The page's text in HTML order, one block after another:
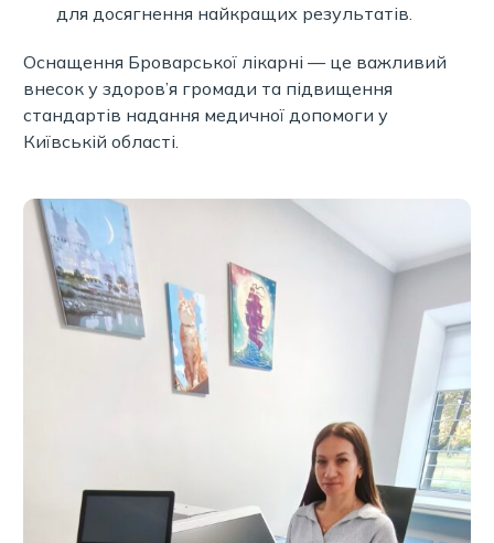
для досягнення найкращих результатів.
Оснащення Броварської лікарні — це важливий
внесок у здоров’я громади та підвищення
стандартів надання медичної допомоги у
Київській області.